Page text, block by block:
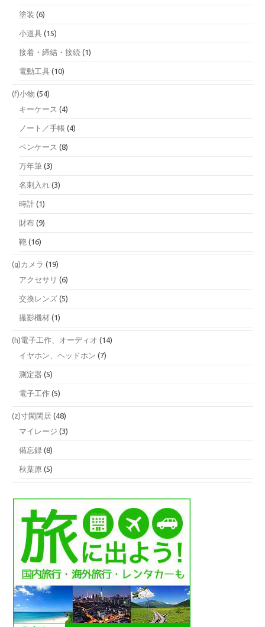
塗装 (6)
小道具 (15)
接着・締結・接続 (1)
電動工具 (10)
(f)小物 (54)
キーケース (4)
ノート／手帳 (4)
ペンケース (8)
万年筆 (3)
名刺入れ (3)
時計 (1)
財布 (9)
鞄 (16)
(g)カメラ (19)
アクセサリ (6)
交換レンズ (5)
撮影機材 (1)
(h)電子工作、オーディオ (14)
イヤホン、ヘッドホン (7)
測定器 (5)
電子工作 (5)
(z)寸閑閑居 (48)
マイレージ (3)
備忘録 (8)
秋葉原 (5)